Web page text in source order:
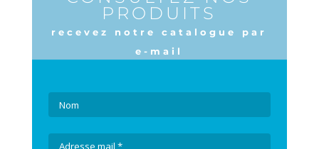
PRODUITS
recevez notre catalogue par
e-mail